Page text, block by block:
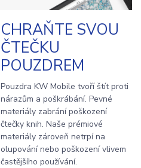
CHRAŇTE SVOU
ČTEČKU
POUZDREM
Pouzdra KW Mobile tvoří štít proti
nárazům a poškrábání. Pevné
materiály zabrání poškození
čtečky knih. Naše prémiové
materiály zároveň netrpí na
olupování nebo poškození vlivem
častějšího používání.